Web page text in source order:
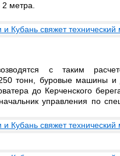
метра.
с таким
тонн, буровые машины и
до Керченского
начальник управления по